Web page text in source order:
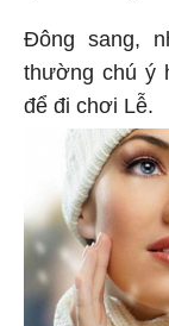
Đông sang,
thường chú ý
để đi chơi Lễ.